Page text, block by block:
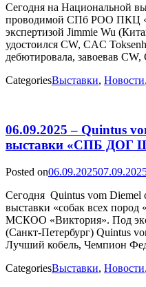
Сегодня на Национальной
проводимой СПб РОО ПКЦ
экспертизой Jimmie Wu
удостоился CW, CAC
дебютировала, завоевав
CategoriesВыставки, Новости,
06.09.2025 – Quintus
выставки «СПБ ДОГ
Posted on06.09.2025
Сегодня Quintus vom Diemel
выставки «собак всех
МСКОО «Виктория». Под
(Санкт-Петербург) Quintus
Лучший кобель, Чемпион
CategoriesВыставки, Новости,